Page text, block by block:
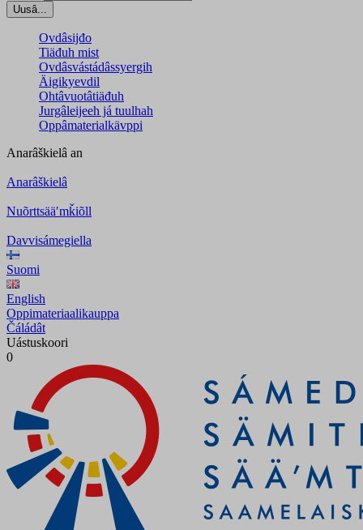
Uusâ...
Ovdâsijđo
Tiäđuh mist
Ovdâsvástádâssyergih
Äigikyevdil
Ohtâvuotâtiäđuh
Jurgâleijeeh já tuulhah
Oppâmaterialkävppi
Anarâškielâ an
Anarâškielâ
Nuõrttsääʹmǩiõll
Davvisámegiella
Suomi
English
Oppimateriaalikauppa
Čáládât
Uástuskoori
0